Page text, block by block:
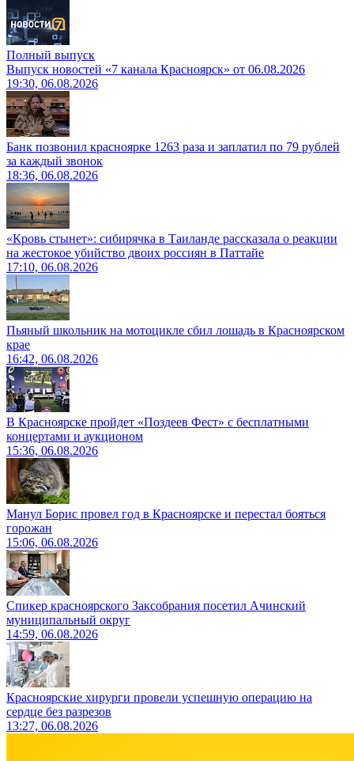
Полный выпуск
Выпуск новостей «7 канала Красноярск» от 06.08.2026
19:30, 06.08.2026
Банк позвонил красноярке 1263 раза и заплатил по 79 рублей
за каждый звонок
18:36, 06.08.2026
«Кровь стынет»: сибирячка в Таиланде рассказала о реакции
на жестокое убийство двоих россиян в Паттайе
17:10, 06.08.2026
Пьяный школьник на мотоцикле сбил лошадь в Красноярском
крае
16:42, 06.08.2026
В Красноярске пройдет «Поздеев Фест» с бесплатными
концертами и аукционом
15:36, 06.08.2026
Манул Борис провел год в Красноярске и перестал бояться
горожан
15:06, 06.08.2026
Спикер красноярского Заксобрания посетил Ачинский
муниципальный округ
14:59, 06.08.2026
Красноярские хирурги провели успешную операцию на
сердце без разрезов
13:27, 06.08.2026